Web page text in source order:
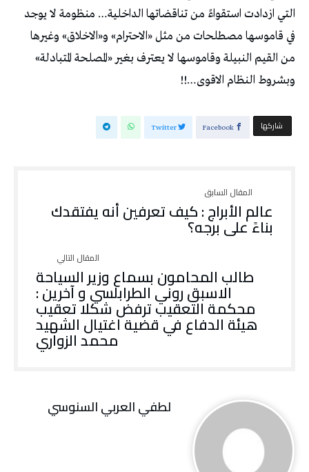
التي ازدادت استقواءً من تناقضاتها الداخلية… منظومة لا يوجد
في قاموسها مصطلحات من مثل «الاحترام» و«الاخلاق» وغيرها
من القيم النبيلة وقاموسها لا يعترف بغير «المصلحة المتبادلة»
وبشروط النظام الاقوى…!!
‫‫ شاركها‬ Facebook
Twitter
عالم الأبراج : كيف تعرفين أنه يفتقدك
بناءً على برجه؟
طالب المحامون بسماع وزير السياحة
الاسبق روني الطرابلسي و آخرين :
محكمة التعقيب ترفض شكلا تعقيب
هيئة الدفاع في قضية اغتيال الشهيد
محمد الزواري
لطفي العربي السنوسي